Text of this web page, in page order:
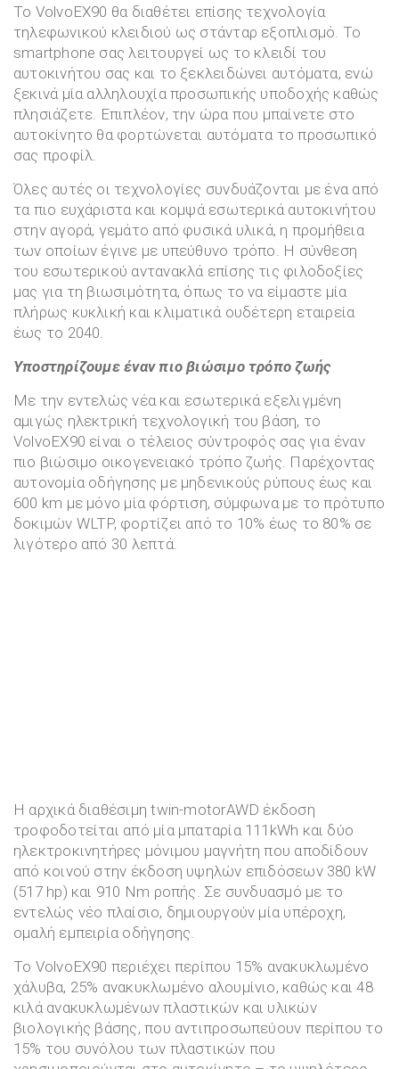
Το VolvoEX90 θα διαθέτει επίσης τεχνολογία
τηλεφωνικού κλειδιού ως στάνταρ εξοπλισμό. Το
smartphone σας λειτουργεί ως το κλειδί του
αυτοκινήτου σας και το ξεκλειδώνει αυτόματα, ενώ
ξεκινά μία αλληλουχία προσωπικής υποδοχής καθώς
πλησιάζετε. Επιπλέον, την ώρα που μπαίνετε στο
αυτοκίνητο θα φορτώνεται αυτόματα το προσωπικό
σας προφίλ.
Όλες αυτές οι τεχνολογίες συνδυάζονται με ένα από
τα πιο ευχάριστα και κομψά εσωτερικά αυτοκινήτου
στην αγορά, γεμάτο από φυσικά υλικά, η προμήθεια
των οποίων έγινε με υπεύθυνο τρόπο. Η σύνθεση
του εσωτερικού αντανακλά επίσης τις φιλοδοξίες
μας για τη βιωσιμότητα, όπως το να είμαστε μία
πλήρως κυκλική και κλιματικά ουδέτερη εταιρεία
έως το 2040.
Υποστηρίζουμε έναν πιο βιώσιμο τρόπο ζωής
Με την εντελώς νέα και εσωτερικά εξελιγμένη
αμιγώς ηλεκτρική τεχνολογική του βάση, το
VolvoEX90 είναι ο τέλειος σύντροφός σας για έναν
πιο βιώσιμο οικογενειακό τρόπο ζωής. Παρέχοντας
αυτονομία οδήγησης με μηδενικούς ρύπους έως και
600 km με μόνο μία φόρτιση, σύμφωνα με το πρότυπο
δοκιμών WLTP, φορτίζει από το 10% έως το 80% σε
λιγότερο από 30 λεπτά.
Η αρχικά διαθέσιμη twin-motorAWD έκδοση
τροφοδοτείται από μία μπαταρία 111kWh και δύο
ηλεκτροκινητήρες μόνιμου μαγνήτη που αποδίδουν
από κοινού στην έκδοση υψηλών επιδόσεων 380 kW
(517 hp) και 910 Nm ροπής. Σε συνδυασμό με το
εντελώς νέο πλαίσιο, δημιουργούν μία υπέροχη,
ομαλή εμπειρία οδήγησης.
Το VolvoEX90 περιέχει περίπου 15% ανακυκλωμένο
χάλυβα, 25% ανακυκλωμένο αλουμίνιο, καθώς και 48
κιλά ανακυκλωμένων πλαστικών και υλικών
βιολογικής βάσης, που αντιπροσωπεύουν περίπου το
15% του συνόλου των πλαστικών που